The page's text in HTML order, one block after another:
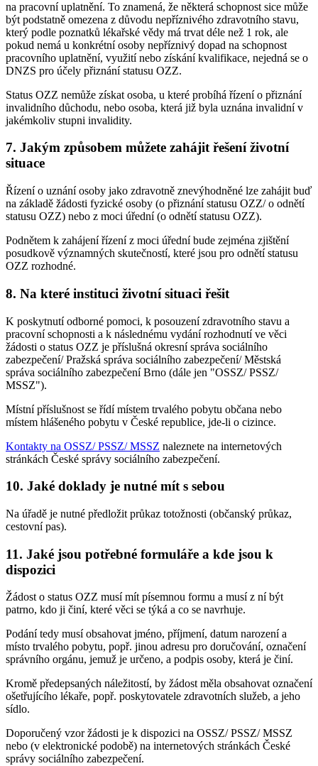
na pracovní uplatnění. To znamená, že některá schopnost sice může
být podstatně omezena z důvodu nepříznivého zdravotního stavu,
který podle poznatků lékařské vědy má trvat déle než 1 rok, ale
pokud nemá u konkrétní osoby nepříznivý dopad na schopnost
pracovního uplatnění, využití nebo získání kvalifikace, nejedná se o
DNZS pro účely přiznání statusu OZZ.
Status OZZ nemůže získat osoba, u které probíhá řízení o přiznání
invalidního důchodu, nebo osoba, která již byla uznána invalidní v
jakémkoliv stupni invalidity.
7. Jakým způsobem můžete zahájit řešení životní
situace
Řízení o uznání osoby jako zdravotně znevýhodněné lze zahájit buď
na základě žádosti fyzické osoby (o přiznání statusu OZZ/ o odnětí
statusu OZZ) nebo z moci úřední (o odnětí statusu OZZ).
Podnětem k zahájení řízení z moci úřední bude zejména zjištění
posudkově významných skutečností, které jsou pro odnětí statusu
OZZ rozhodné.
8. Na které instituci životní situaci řešit
K poskytnutí odborné pomoci, k posouzení zdravotního stavu a
pracovní schopnosti a k následnému vydání rozhodnutí ve věci
žádosti o status OZZ je příslušná okresní správa sociálního
zabezpečení/ Pražská správa sociálního zabezpečení/ Městská
správa sociálního zabezpečení Brno (dále jen "OSSZ/ PSSZ/
MSSZ").
Místní příslušnost se řídí místem trvalého pobytu občana nebo
místem hlášeného pobytu v České republice, jde-li o cizince.
Kontakty na OSSZ/ PSSZ/ MSSZ naleznete na internetových
stránkách České správy sociálního zabezpečení.
10. Jaké doklady je nutné mít s sebou
Na úřadě je nutné předložit průkaz totožnosti (občanský průkaz,
cestovní pas).
11. Jaké jsou potřebné formuláře a kde jsou k
dispozici
Žádost o status OZZ musí mít písemnou formu a musí z ní být
patrno, kdo ji činí, které věci se týká a co se navrhuje.
Podání tedy musí obsahovat jméno, příjmení, datum narození a
místo trvalého pobytu, popř. jinou adresu pro doručování, označení
správního orgánu, jemuž je určeno, a podpis osoby, která je činí.
Kromě předepsaných náležitostí, by žádost měla obsahovat označení
ošetřujícího lékaře, popř. poskytovatele zdravotních služeb, a jeho
sídlo.
Doporučený vzor žádosti je k dispozici na OSSZ/ PSSZ/ MSSZ
nebo (v elektronické podobě) na internetových stránkách České
správy sociálního zabezpečení.